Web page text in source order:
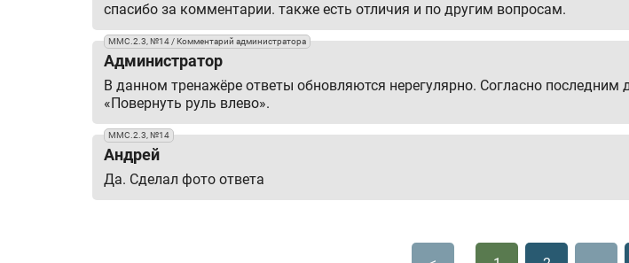
спасибо за комментарии. также есть отличия и по другим вопросам.
ММС.2.3, №14 / Комментарий администратора
Администратор
В данном тренажёре ответы обновляются нерегулярно. Согласно
«Повернуть руль влево».
ММС.2.3, №14
Андрей
Да. Сделал фото ответа